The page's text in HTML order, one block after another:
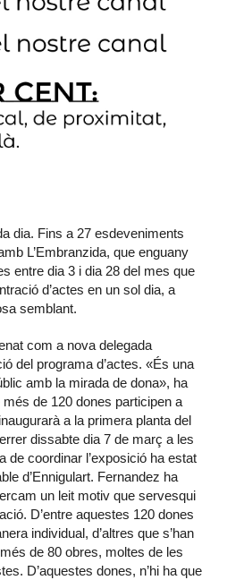
dia. Fins a 27 esdeveniments
L’Embranzida, que enguany
entre dia 3 i dia 28 del mes que
d’actes en un sol dia, a
semblant.
com a nova delegada
del programa d’actes. «És una
amb la mirada de dona», ha
de 120 dones participen a
a la primera planta del
dissabte dia 7 de març a les
de coordinar l’exposició ha estat
d’Ennigulart. Fernandez ha
un leit motiv que servesqui
D’entre aquestes 120 dones
individual, d’altres que s’han
de 80 obres, moltes de les
D’aquestes dones, n’hi ha que